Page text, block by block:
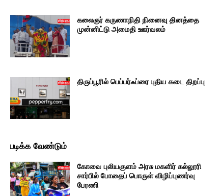
கலைஞர் கருணாநிதி நினைவு தினத்தை
முன்னிட்டு அமைதி ஊர்வலம்
திருப்பூரில் பெப்பர்ஃப்ரை புதிய கடை திறப்பு
படிக்க வேண்டும்
கோவை புலியகுளம் அரசு மகளிர் கல்லூரி
சார்பில் போதைப் பொருள் விழிப்புணர்வு
பேரணி